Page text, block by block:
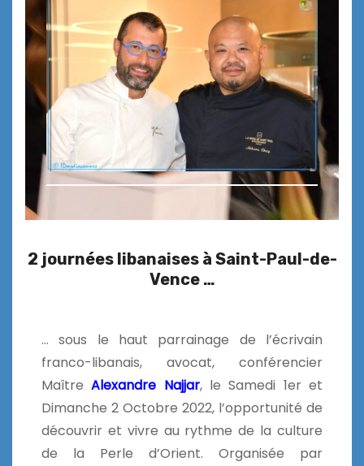
2 journées libanaises à Saint-Paul-de-
Vence …
… sous le haut parrainage de l’écrivain
franco-libanais, avocat, conférencier
MaîtreAlexandre Najjar, le Samedi 1er et
Dimanche 2 Octobre 2022, l’opportunité de
découvrir et vivre au rythme de la culture
de la Perle d’Orient. Organisée par